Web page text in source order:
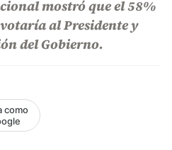
mostró que el 58%
al Presidente y
del Gobierno.
como